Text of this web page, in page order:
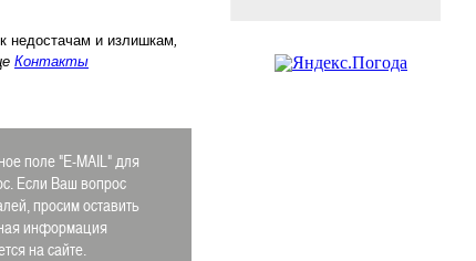
недостачам и излишкам,
Контакты
поле "E-MAIL" для
Если Ваш вопрос
просим оставить
информация
на сайте.